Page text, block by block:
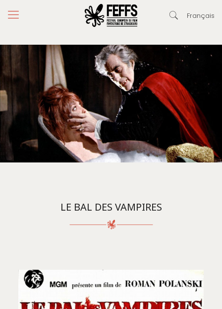
Français
LE BAL DES VAMPIRES